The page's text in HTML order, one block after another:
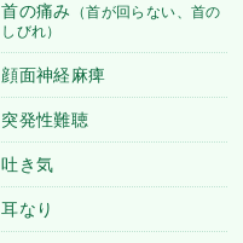
首の痛み
（首が回らない、首の
しびれ）
顔面神経麻痺
突発性難聴
吐き気
耳なり